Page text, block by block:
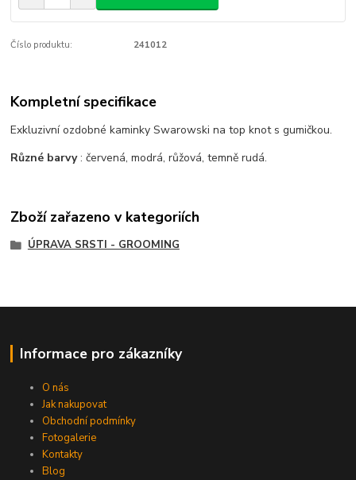
Číslo produktu: 241012
Kompletní specifikace
Exkluzivní ozdobné kaminky Swarowski na top knot s gumičkou.
Různé barvy: červená, modrá, růžová, temně rudá.
Zboží zařazeno v kategoriích
ÚPRAVA SRSTI - GROOMING
Informace pro zákazníky
O nás
Jak nakupovat
Obchodní podmínky
Fotogalerie
Kontakty
Blog